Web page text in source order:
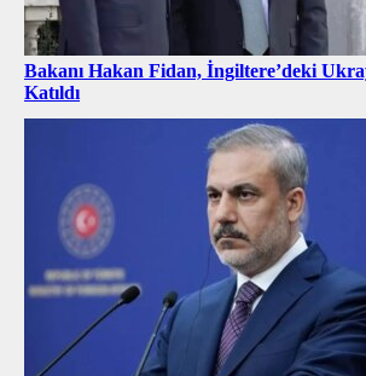
Bakanı Hakan Fidan, İngiltere’deki
Katıldı